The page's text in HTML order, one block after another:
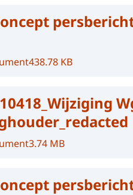
438.78 KB
3.74 MB